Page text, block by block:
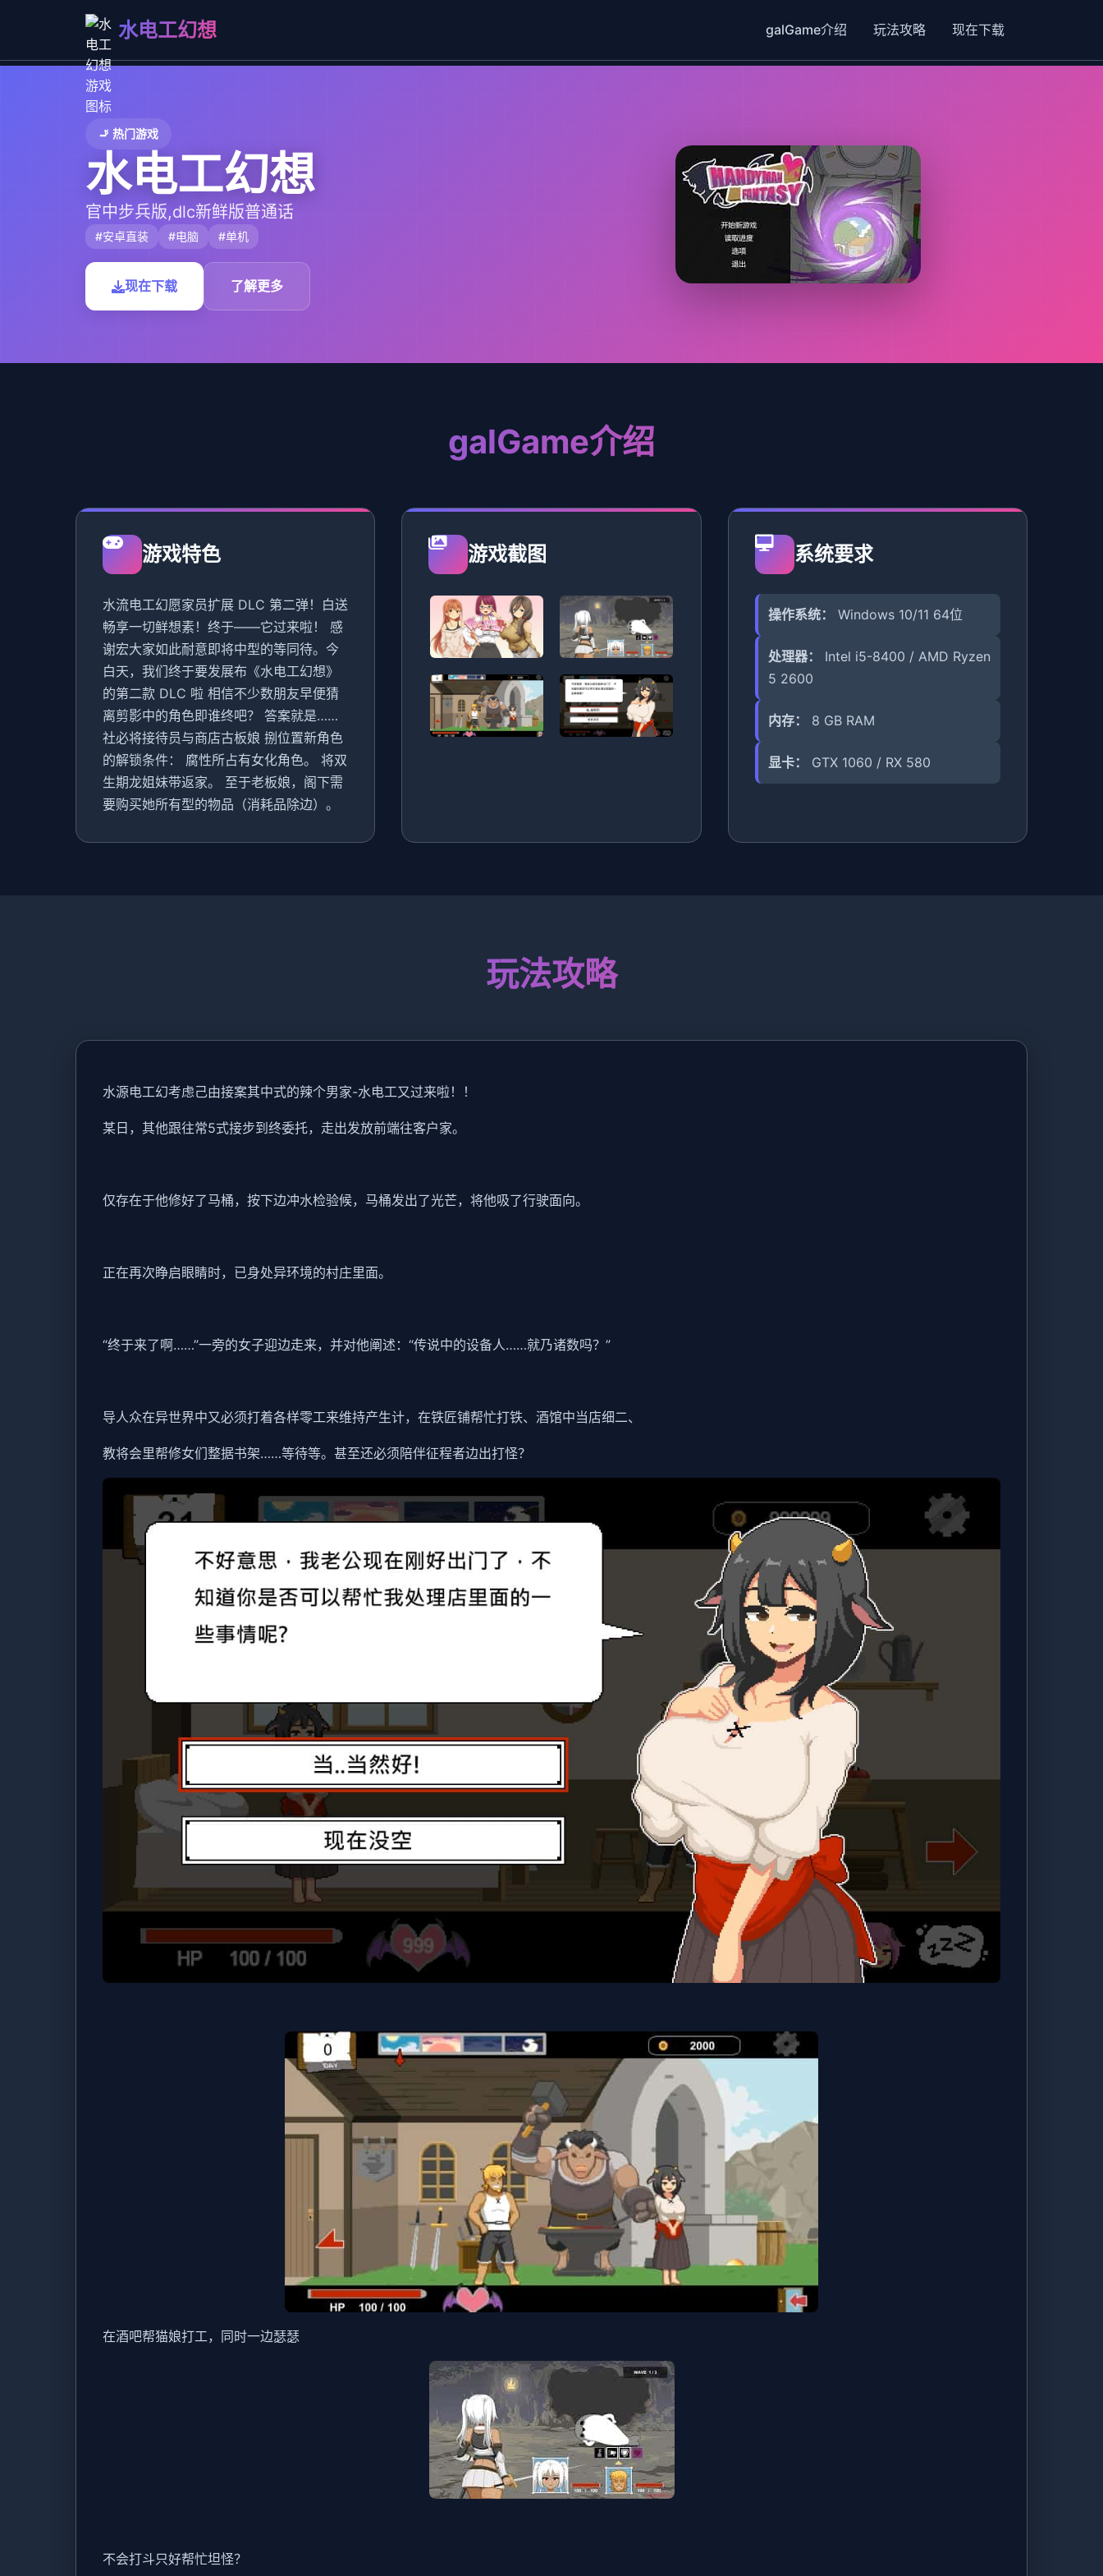
水电工幻想 galGame介绍 玩法攻略 现在下载
🚬 热门游戏
水电工幻想
官中步兵版,dlc新鲜版普通话
#安卓直装 #电脑 #单机
现在下载 了解更多
galGame介绍
游戏特色
水流电工幻愿家员扩展 DLC 第二弹！白送
畅享一切鲜想素！终于——它过来啦！ 感
谢宏大家如此耐意即将中型的等同待。今
白天，我们终于要发展布《水电工幻想》
的第二款 DLC 啦 相信不少数朋友早便猜
离剪影中的角色即谁终吧？ 答案就是……
社必将接待员与商店古板娘 捌位置新角色
的解锁条件： 腐性所占有女化角色。 将双
生期龙姐妹带返家。 至于老板娘，阁下需
要购买她所有型的物品（消耗品除边）。
游戏截图 系统要求
操作系统： Windows 10/11 64位
处理器：
Intel i5-8400 / AMD Ryzen
5 2600
内存： 8 GB RAM
显卡： GTX 1060 / RX 580
玩法攻略
水源电工幻考虑己由接案其中式的辣个男家-水电工又过来啦！！
某日，其他跟往常5式接步到终委托，走出发放前端往客户家。
仅存在于他修好了马桶，按下边冲水检验候，马桶发出了光芒，将他吸了行驶面向。
正在再次睁启眼睛时，已身处异环境的村庄里面。
“终于来了啊……”一旁的女子迎边走来，并对他阐述：“传说中的设备人……就乃诸数吗？”
导人众在异世界中又必须打着各样零工来维持产生计，在铁匠铺帮忙打铁、酒馆中当店细二、
教将会里帮修女们整据书架……等待等。甚至还必须陪伴征程者边出打怪？
在酒吧帮猫娘打工，同时一边瑟瑟
不会打斗只好帮忙坦怪？